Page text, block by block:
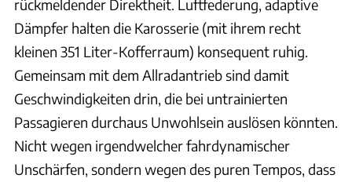
rückmeldender Direktheit. Luftfederung, adaptive
Dämpfer halten die Karosserie (mit ihrem recht
kleinen 351 Liter-Kofferraum) konsequent ruhig.
Gemeinsam mit dem Allradantrieb sind damit
Geschwindigkeiten drin, die bei untrainierten
Passagieren durchaus Unwohlsein auslösen könnten.
Nicht wegen irgendwelcher fahrdynamischer
Unschärfen, sondern wegen des puren Tempos, dass